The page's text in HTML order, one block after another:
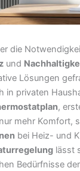
die
und
Lösungen
in privaten
,
mehr Komfort,
bei Heiz- und
lässt
Bedürfnisse